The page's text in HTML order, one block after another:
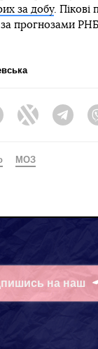
за добу. Пікові
за прогнозами
FacebookTwitter
МОЗ
на наш